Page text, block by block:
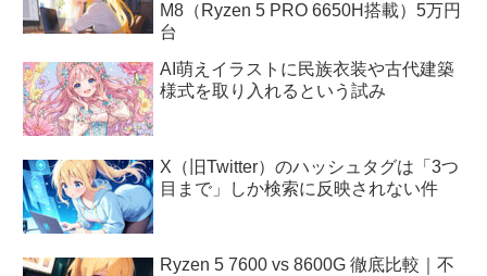
M8（Ryzen 5 PRO 6650H搭載）5万円
台
AI萌えイラストに民族衣装や古代建築
様式を取り入れるという試み
X（旧Twitter）のハッシュタグは「3つ
目まで」しか検索に反映されない件
Ryzen 5 7600 vs 8600G 徹底比較｜不